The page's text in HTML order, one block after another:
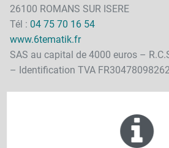
26100 ROMANS SUR ISERE
Tél : 04 75 70 16 54
www.6tematik.fr
SAS au capital de 4000 euros –
– Identification TVA FR30478098262
CONDITIONS
D'UTILISATION